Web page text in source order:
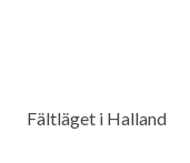
Fältläget i Halland